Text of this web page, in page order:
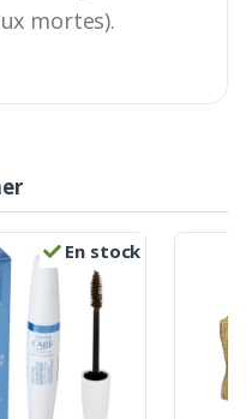
mortes).
En stock